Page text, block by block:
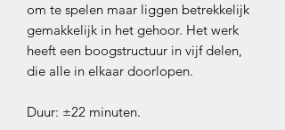
om te spelen maar liggen betrekkelijk
gemakkelijk in het gehoor. Het werk
heeft een boogstructuur in vijf delen,
die alle in elkaar doorlopen.
Duur: ±22 minuten.